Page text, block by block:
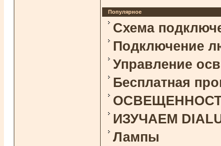
Популярное
Схема
Подключение
Управление
Бесплатная
ОСВЕЩЕННОСТЬ
ИЗУЧАЕМ
Лампы